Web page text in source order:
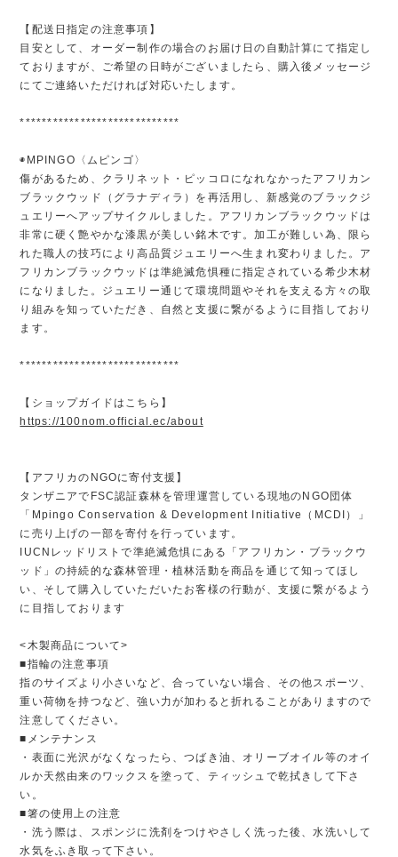
【配送日指定の注意事項】
目安として、オーダー制作の場合のお届け日の自動計算にて指定し
ておりますが、ご希望の日時がございましたら、購入後メッセージ
にてご連絡いただければ対応いたします。
*****************************
◉MPINGO〈ムピンゴ〉
傷があるため、クラリネット・ピッコロになれなかったアフリカン
ブラックウッド（グラナディラ）を再活用し、新感覚のブラックジ
ュエリーへアップサイクルしました。アフリカンブラックウッドは
非常に硬く艶やかな漆黒が美しい銘木です。加工が難しい為、限ら
れた職人の技巧により高品質ジュエリーへ生まれ変わりました。ア
フリカンブラックウッドは準絶滅危惧種に指定されている希少木材
になりました。ジュエリー通じて環境問題やそれを支える方々の取
り組みを知っていただき、自然と支援に繋がるように目指しており
ます。
*****************************
【ショップガイドはこちら】
https://100nom.official.ec/about
【アフリカのNGOに寄付支援】
タンザニアでFSC認証森林を管理運営している現地のNGO団体
「Mpingo Conservation & Development Initiative（MCDI）」
に売り上げの一部を寄付を行っています。
IUCNレッドリストで準絶滅危惧にある「アフリカン・ブラックウ
ッド」の持続的な森林管理・植林活動を商品を通じて知ってほし
い、そして購入していただいたお客様の行動が、支援に繋がるよう
に目指しております
<木製商品について>
■指輪の注意事項
指のサイズより小さいなど、合っていない場合、その他スポーツ、
重い荷物を持つなど、強い力が加わると折れることがありますので
注意してください。
■メンテナンス
・表面に光沢がなくなったら、つばき油、オリーブオイル等のオイ
ルか天然由来のワックスを塗って、ティッシュで乾拭きして下さ
い。
■箸の使用上の注意
・洗う際は、スポンジに洗剤をつけやさしく洗った後、水洗いして
水気をふき取って下さい。